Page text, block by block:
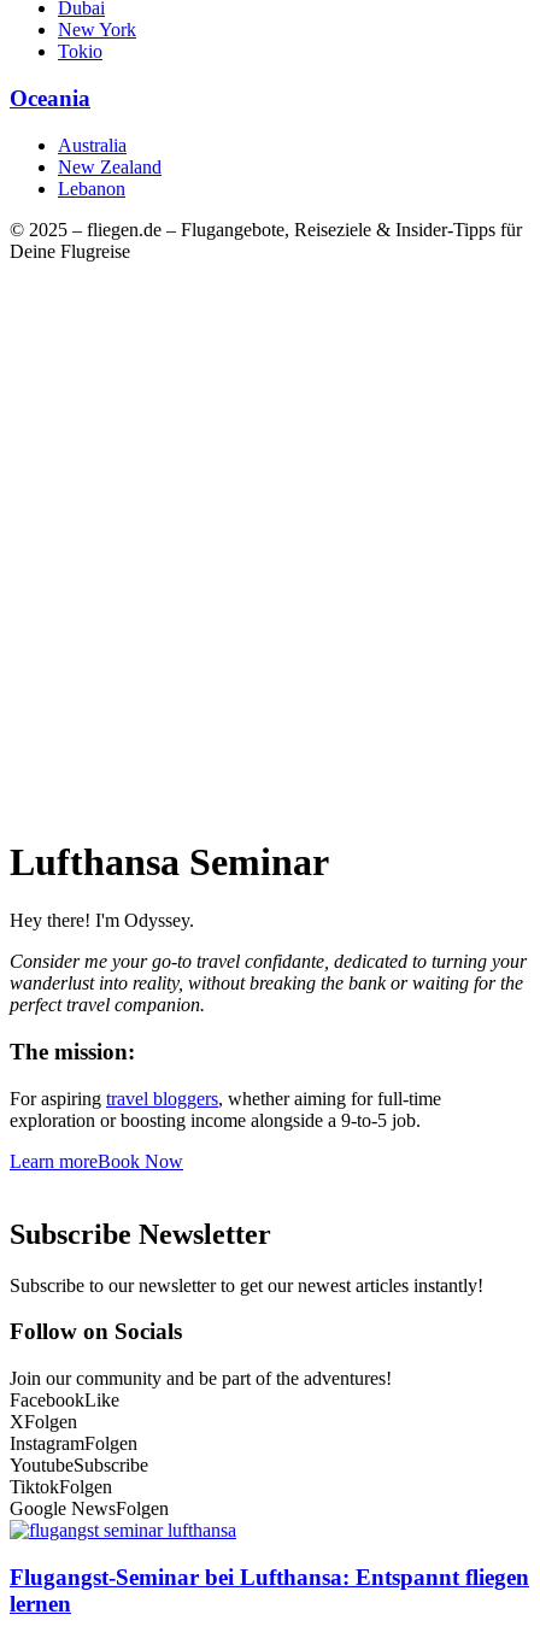
Dubai
New York
Tokio
Oceania
Australia
New Zealand
Lebanon
© 2025 – fliegen.de – Flugangebote, Reiseziele & Insider-Tipps für
Deine Flugreise
Lufthansa Seminar
Hey there! I'm Odyssey.
Consider me your go-to travel confidante, dedicated to turning your
wanderlust into reality, without breaking the bank or waiting for the
perfect travel companion.
The mission:
For aspiring travel bloggers, whether aiming for full-time
exploration or boosting income alongside a 9-to-5 job.
Learn moreBook Now
Subscribe Newsletter
Subscribe to our newsletter to get our newest articles instantly!
Follow on Socials
Join our community and be part of the adventures!
FacebookLike
XFolgen
InstagramFolgen
YoutubeSubscribe
TiktokFolgen
Google NewsFolgen
Flugangst-Seminar bei Lufthansa: Entspannt fliegen
lernen